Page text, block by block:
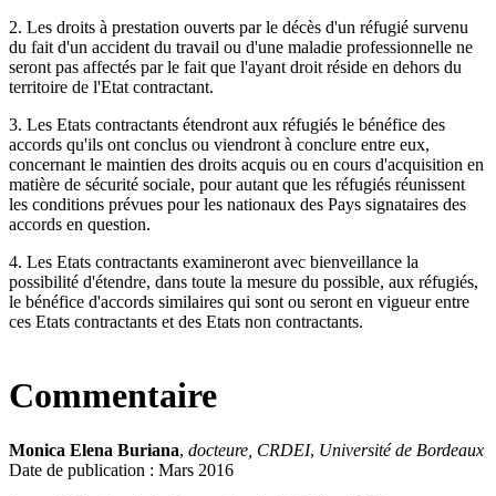
2. Les droits à prestation ouverts par le décès d'un réfugié survenu
du fait d'un accident du travail ou d'une maladie professionnelle ne
seront pas affectés par le fait que l'ayant droit réside en dehors du
territoire de l'Etat contractant.
3. Les Etats contractants étendront aux réfugiés le bénéfice des
accords qu'ils ont conclus ou viendront à conclure entre eux,
concernant le maintien des droits acquis ou en cours d'acquisition en
matière de sécurité sociale, pour autant que les réfugiés réunissent
les conditions prévues pour les nationaux des Pays signataires des
accords en question.
4. Les Etats contractants examineront avec bienveillance la
possibilité d'étendre, dans toute la mesure du possible, aux réfugiés,
le bénéfice d'accords similaires qui sont ou seront en vigueur entre
ces Etats contractants et des Etats non contractants.
Commentaire
Monica Elena Buriana, docteure, CRDEI, Université de Bordeaux
Date de publication : Mars 2016